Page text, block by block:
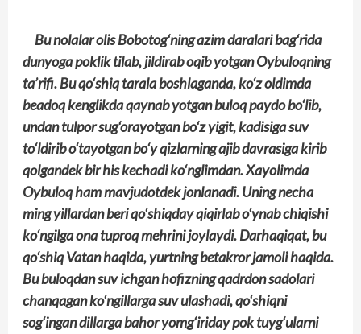
Bu nolalar olis Bobotog‘ning azim daralari bag‘rida
dunyoga poklik tilab, jildirab oqib yotgan Oybuloqning
ta’rifi. Bu qo‘shiq tarala boshlaganda, ko‘z oldimda
beadoq kenglikda qaynab yotgan buloq paydo bo‘lib,
undan tulpor sug‘orayotgan bo‘z yigit, kadisiga suv
to‘ldirib o‘tayotgan bo‘y qizlarning ajib davrasiga kirib
qolgandek bir his kechadi ko‘nglimdan. Xayolimda
Oybuloq ham mavjudotdek jonlanadi. Uning necha
ming yillardan beri qo‘shiqday qiqirlab o‘ynab chiqishi
ko‘ngilga ona tuproq mehrini joylaydi. Darhaqiqat, bu
qo‘shiq Vatan haqida, yurtning betakror jamoli haqida.
Bu buloqdan suv ichgan hofizning qadrdon sadolari
chanqagan ko‘ngillarga suv ulashadi, qo‘shiqni
sog‘ingan dillarga bahor yomg‘iriday pok tuyg‘ularni